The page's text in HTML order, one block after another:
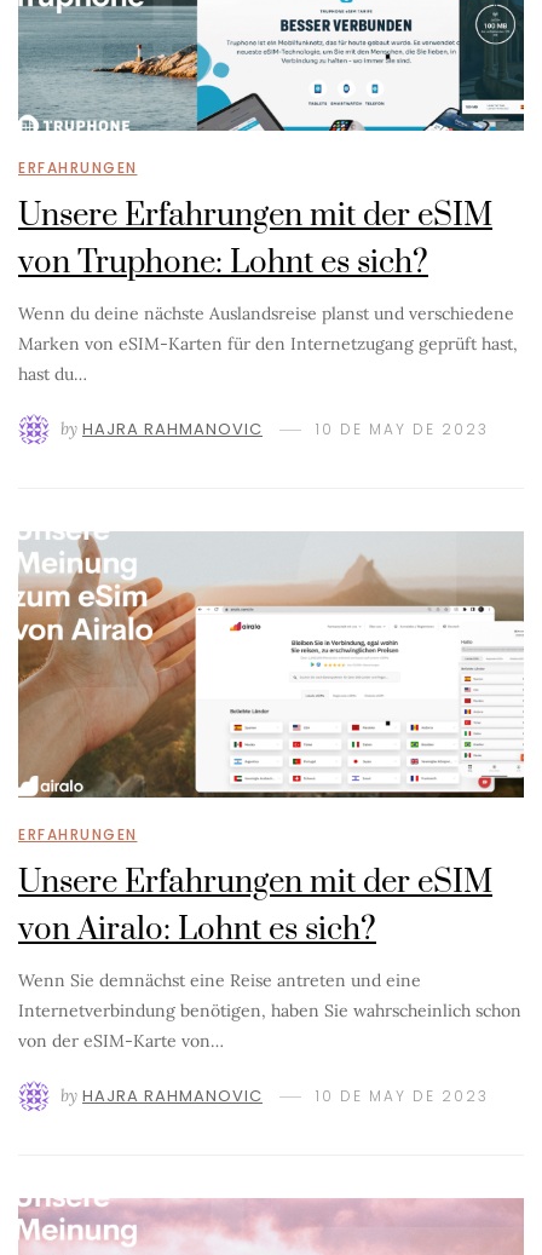
ERFAHRUNGEN
Unsere Erfahrungen mit der eSIM
von Truphone: Lohnt es sich?
Wenn du deine nächste Auslandsreise planst und verschiedene
Marken von eSIM-Karten für den Internetzugang geprüft hast,
hast du…
by HAJRA RAHMANOVIC 10 DE MAY DE 2023
ERFAHRUNGEN
Unsere Erfahrungen mit der eSIM
von Airalo: Lohnt es sich?
Wenn Sie demnächst eine Reise antreten und eine
Internetverbindung benötigen, haben Sie wahrscheinlich schon
von der eSIM-Karte von…
by HAJRA RAHMANOVIC 10 DE MAY DE 2023